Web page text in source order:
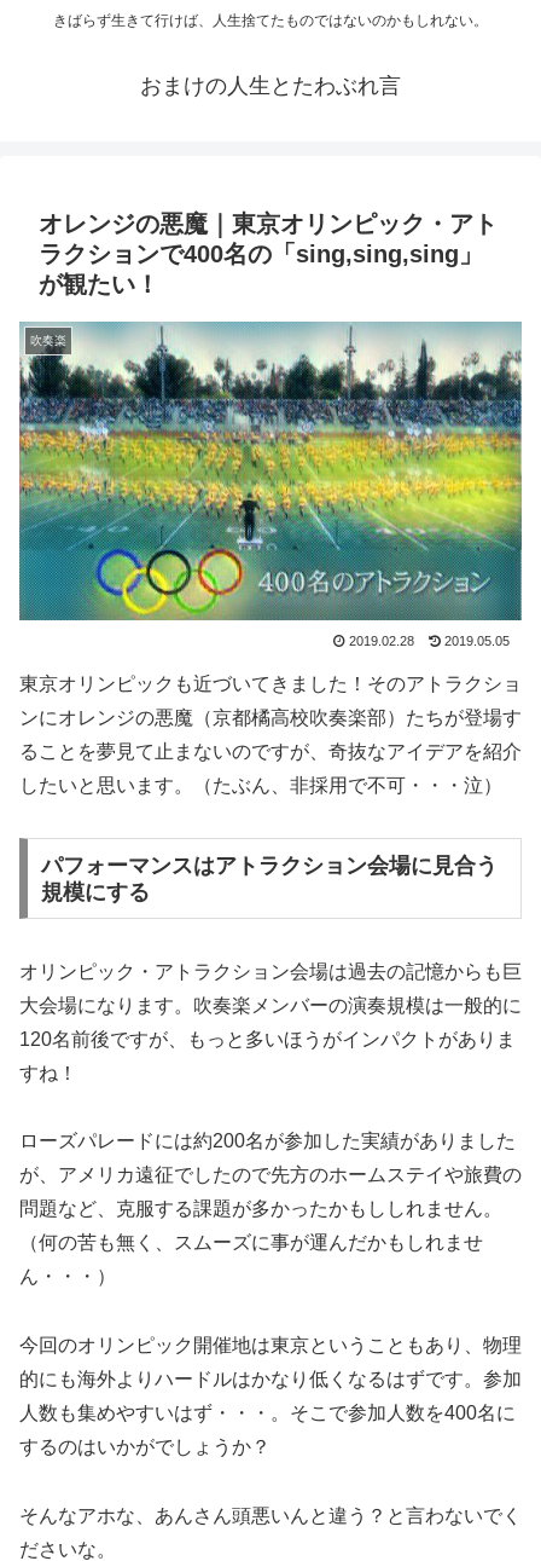
きばらず生きて行けば、人生捨てたものではないのかもしれない。
おまけの人生とたわぶれ言
オレンジの悪魔｜東京オリンピック・アト
ラクションで400名の「sing,sing,sing」
が観たい！
吹奏楽
2019.02.28 2019.05.05
東京オリンピックも近づいてきました！そのアトラクショ
ンにオレンジの悪魔（京都橘高校吹奏楽部）たちが登場す
ることを夢見て止まないのですが、奇抜なアイデアを紹介
したいと思います。（たぶん、非採用で不可・・・泣）
パフォーマンスはアトラクション会場に見合う
規模にする
オリンピック・アトラクション会場は過去の記憶からも巨
大会場になります。吹奏楽メンバーの演奏規模は一般的に
120名前後ですが、もっと多いほうがインパクトがありま
すね！
ローズパレードには約200名が参加した実績がありました
が、アメリカ遠征でしたので先方のホームステイや旅費の
問題など、克服する課題が多かったかもししれません。
（何の苦も無く、スムーズに事が運んだかもしれませ
ん・・・）
今回のオリンピック開催地は東京ということもあり、物理
的にも海外よりハードルはかなり低くなるはずです。参加
人数も集めやすいはず・・・。そこで参加人数を400名に
するのはいかがでしょうか？
そんなアホな、あんさん頭悪いんと違う？と言わないでく
ださいな。